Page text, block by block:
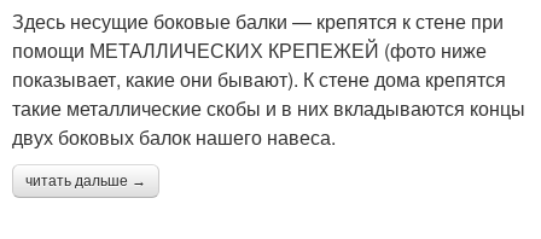
Здесь несущие боковые балки — крепятся к стене при
помощи МЕТАЛЛИЧЕСКИХ КРЕПЕЖЕЙ (фото ниже
показывает, какие они бывают). К стене дома крепятся
такие металлические скобы и в них вкладываются концы
двух боковых балок нашего навеса.
читать дальше →